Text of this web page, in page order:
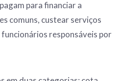
para financiar a
comuns, custear serviços
responsáveis por